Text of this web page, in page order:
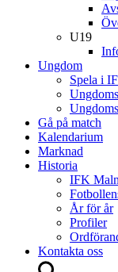
U19
Ungdom
Spela i
Gå på match
Kalendarium
Marknad
Historia
IFK
År för år
Profiler
Kontakta oss